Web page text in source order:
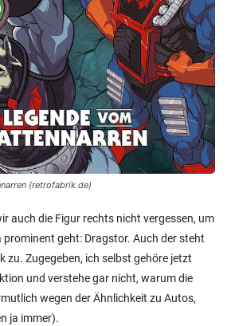
(retrofabrik.de)
auch die Figur rechts nicht vergessen, um
prominent geht: Dragstor. Auch der steht
zu. Zugegeben, ich selbst gehöre jetzt
und verstehe gar nicht, warum die
wegen der Ähnlichkeit zu Autos,
ja immer).